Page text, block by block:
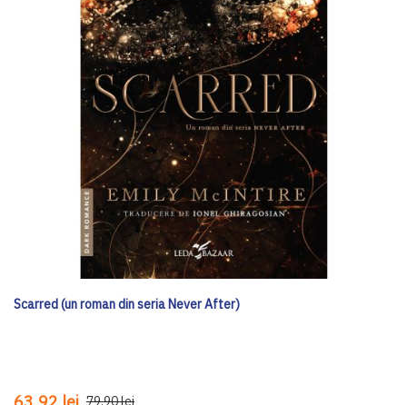
Scarred (un roman din seria Never After)
79,90 lei